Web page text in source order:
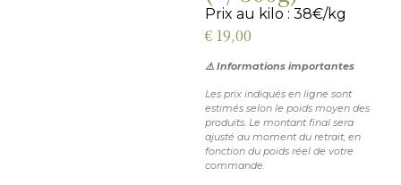
Prix au kilo : 38€/kg
€19,00
⚠️ Informations importantes
Les prix indiqués en ligne sont
estimés selon le poids moyen des
produits. Le montant final sera
ajusté au moment du retrait, en
fonction du poids réel de votre
commande.